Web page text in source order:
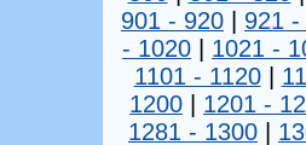
901 - 920
921 -
- 1020
1021 -
1101 - 1120|
1200
1201 -
1281 - 1300